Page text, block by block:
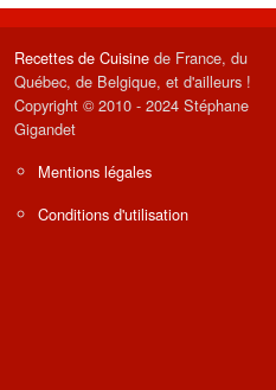
Recettes de Cuisine de France, du
Québec, de Belgique, et d'ailleurs !
Copyright © 2010 - 2024 Stéphane
Gigandet
Mentions légales
Conditions d'utilisation